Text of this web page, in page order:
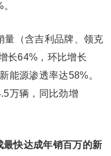
量（含吉利品牌、领克
长64%，环比增长
能源渗透率达58%。
万辆，同比劲增
最快达成年销百万的新